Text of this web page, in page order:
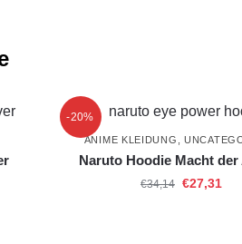
-20%
ANIME KLEIDUNG
Naruto Hoodie Macht der
€34,14 €27,31